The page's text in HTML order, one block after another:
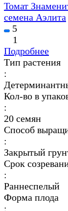
Томат
семена Аэлита
5
1
Подробнее
Тип растения
:
Кол-во в
:
20 семян
Способ
:
Закрытый
Срок
:
Раннеспелый
Форма плода
: